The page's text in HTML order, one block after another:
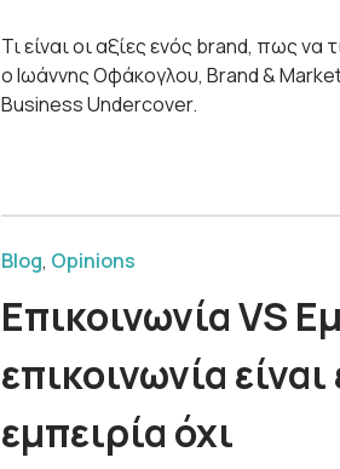
Τι είναι οι αξίες ενός brand, πως
ο Ιωάννης Οφάκογλου, Brand &
Business Undercover.
Blog, Opinions
Επικοινωνία VS
επικοινωνία
εμπειρία όχι